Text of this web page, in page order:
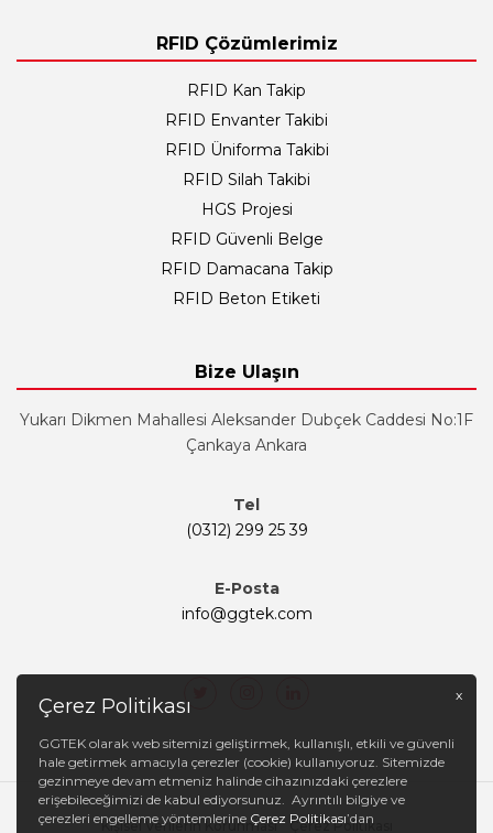
RFID Çözümlerimiz
RFID Kan Takip
RFID Envanter Takibi
RFID Üniforma Takibi
RFID Silah Takibi
HGS Projesi
RFID Güvenli Belge
RFID Damacana Takip
RFID Beton Etiketi
Bize Ulaşın
Yukarı Dikmen Mahallesi Aleksander Dubçek Caddesi No:1F
Çankaya Ankara
Tel
(0312) 299 25 39
E-Posta
info@ggtek.com
Kişisel Verilerin Korunması Çerez Politikası
x
Çerez Politikası
GGTEK olarak web sitemizi geliştirmek, kullanışlı, etkili ve güvenli
hale getirmek amacıyla çerezler (cookie) kullanıyoruz. Sitemizde
gezinmeye devam etmeniz halinde cihazınızdaki çerezlere
erişebileceğimizi de kabul ediyorsunuz. Ayrıntılı bilgiye ve
çerezleri engelleme yöntemlerine Çerez Politikası’dan